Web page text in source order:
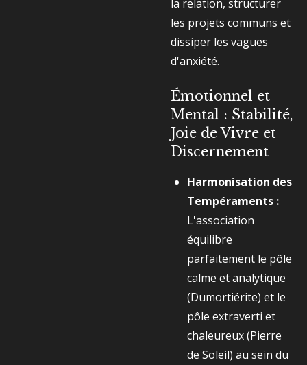
la relation, structurer
les projets communs et
dissiper les vagues
d'anxiété.
Émotionnel et
Mental : Stabilité,
Joie de Vivre et
Discernement
Harmonisation des
Tempéraments :
L'association
équilibre
parfaitement le pôle
calme et analytique
(Dumortiérite) et le
pôle extraverti et
chaleureux (Pierre
de Soleil) au sein du